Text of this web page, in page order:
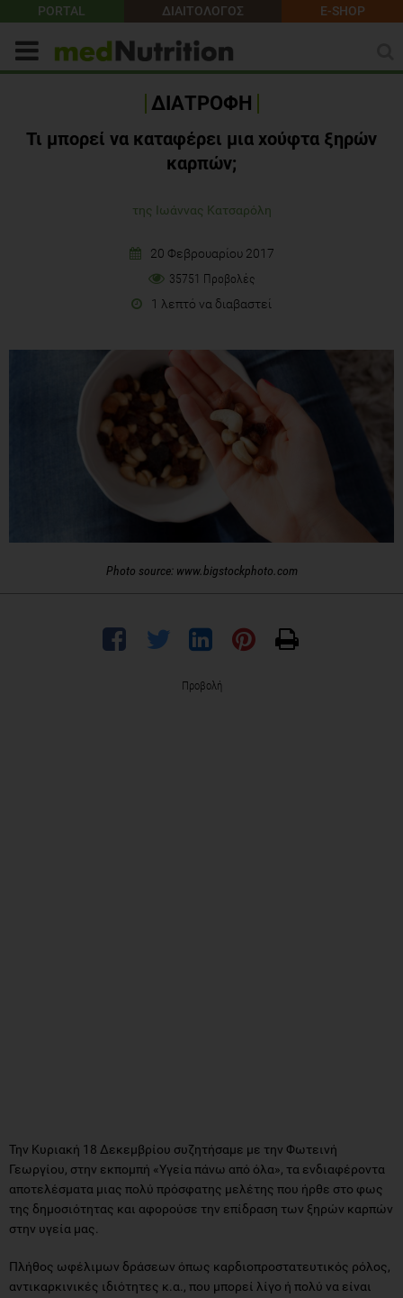
PORTAL ΔΙΑΙΤΟΛΟΓΟΣ E-SHOP
ΔΙΑΤΡΟΦΗ
Τι μπορεί να καταφέρει μια χούφτα ξηρών
καρπών;
της Ιωάννας Κατσαρόλη
20 Φεβρουαρίου 2017
35751 Προβολές
1 λεπτό να διαβαστεί
Photo source: www.bigstockphoto.com
Προβολή
Την Κυριακή 18 Δεκεμβρίου συζητήσαμε με την Φωτεινή
Γεωργίου, στην εκπομπή «Υγεία πάνω από όλα», τα ενδιαφέροντα
αποτελέσματα μιας πολύ πρόσφατης μελέτης που ήρθε στο φως
της δημοσιότητας και αφορούσε την επίδραση των ξηρών καρπών
στην υγεία μας.
Πλήθος ωφέλιμων δράσεων όπως καρδιοπροστατευτικός ρόλος,
αντικαρκινικές ιδιότητες κ.α., που μπορεί λίγο ή πολύ να είναι